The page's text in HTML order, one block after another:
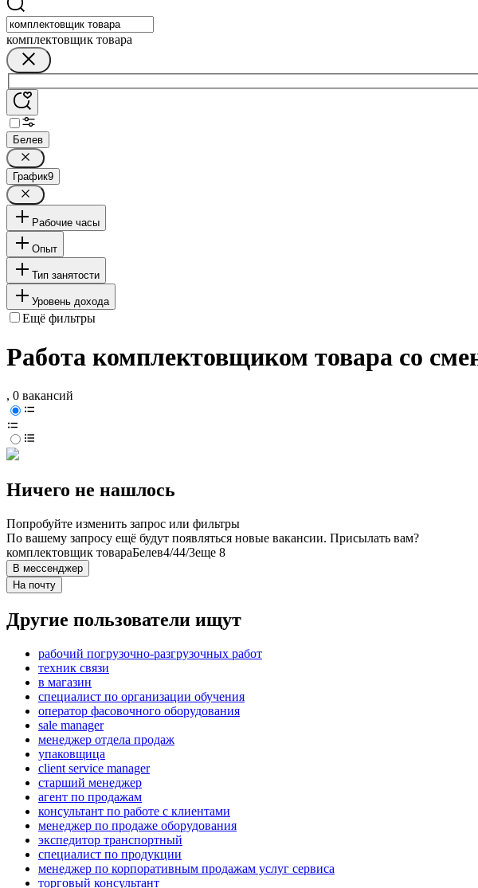
комплектовщик товара
Белев
График9
Рабочие часы
Опыт
Тип занятости
Уровень дохода
Ещё фильтры
Работа комплектовщиком товара со
, 0 вакансий
Ничего не нашлось
Попробуйте изменить запрос или фильтры
По вашему запросу ещё будут появляться новые вакансии. Присылать вам?
комплектовщик товараБелев4/44/3еще 8
В мессенджер
На почту
Другие пользователи ищут
рабочий погрузочно-разгрузочных работ
техник связи
в магазин
специалист по организации обучения
оператор фасовочного оборудования
sale manager
менеджер отдела продаж
упаковщица
client service manager
старший менеджер
агент по продажам
консультант по работе с клиентами
менеджер по продаже оборудования
экспедитор транспортный
специалист по продукции
менеджер по корпоративным продажам услуг сервиса
торговый консультант